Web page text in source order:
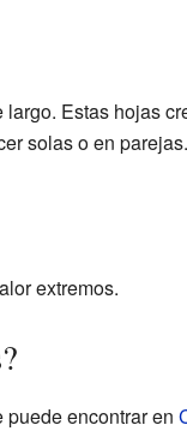
Estas hojas
solas o en parejas.
extremos.
puede encontrar en